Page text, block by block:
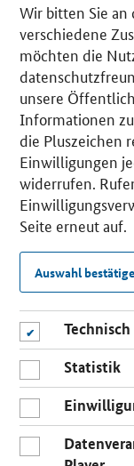
Wir bitten Sie
verschiedene
möchten die
unsere
Informationen
die Pluszeichen
Einwilligungen
widerrufen.
Seite erneut auf.
Auswahl
Statistik